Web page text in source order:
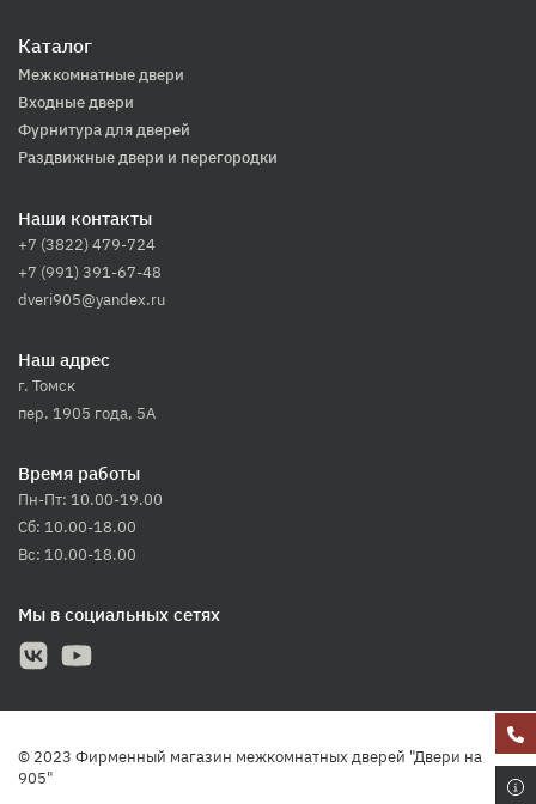
Каталог
Межкомнатные двери
Входные двери
Фурнитура для дверей
Раздвижные двери и перегородки
Наши контакты
+7 (3822) 479-724
+7 (991) 391-67-48
dveri905@yandex.ru
Наш адрес
г. Томск
пер. 1905 года, 5А
Время работы
Пн-Пт: 10.00-19.00
Сб: 10.00-18.00
Вс: 10.00-18.00
Мы в социальных сетях
© 2023 Фирменный магазин межкомнатных дверей "Двери на
905"